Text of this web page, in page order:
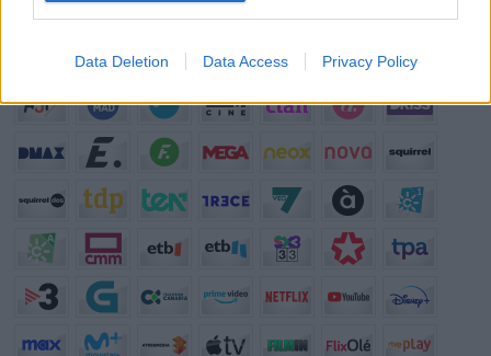
Data Deletion Data Access Privacy Policy
Programación de Televisión